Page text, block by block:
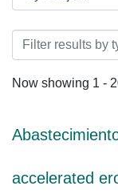
Browsing
Now showing 1 -
accelerated